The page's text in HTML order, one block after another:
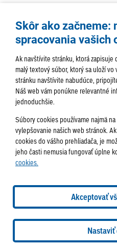
AKTUALITY TÉMA
SERVIS
HISTÓRIA PODUJATIA
info@lamac.sk
Tlačené vydania
2026 © Mestská časť Bratislava-
AlejTech,
Skôr ako začneme:
spracovania vašich
Ak navštívite stránku, ktorá zapisuje
malý textový súbor, ktorý sa uloží
stránku navštívite nabudúce,
Náš web vám ponúkne relevantné
jednoduchšie.
Súbory cookies používame najmä
vylepšovanie našich web stránok.
cookies do vášho prehliadača, je
jeho časti nemusia fungovať úplne
cookies.
Akceptovať